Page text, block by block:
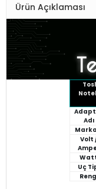
Ürün Açıklaması
Adı
Volt
Uç